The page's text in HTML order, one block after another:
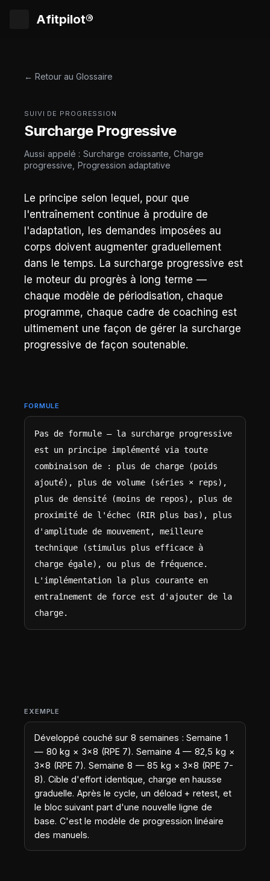
Afitpilot®
← Retour au Glossaire
SUIVI DE PROGRESSION
Surcharge Progressive
Aussi appelé : Surcharge croissante, Charge
progressive, Progression adaptative
Le principe selon lequel, pour que
l'entraînement continue à produire de
l'adaptation, les demandes imposées au
corps doivent augmenter graduellement
dans le temps. La surcharge progressive est
le moteur du progrès à long terme —
chaque modèle de périodisation, chaque
programme, chaque cadre de coaching est
ultimement une façon de gérer la surcharge
progressive de façon soutenable.
FORMULE
Pas de formule — la surcharge progressive
est un principe implémenté via toute
combinaison de : plus de charge (poids
ajouté), plus de volume (séries × reps),
plus de densité (moins de repos), plus de
proximité de l'échec (RIR plus bas), plus
d'amplitude de mouvement, meilleure
technique (stimulus plus efficace à
charge égale), ou plus de fréquence.
L'implémentation la plus courante en
entraînement de force est d'ajouter de la
charge.
EXEMPLE
Développé couché sur 8 semaines : Semaine 1
— 80 kg × 3×8 (RPE 7). Semaine 4 — 82,5 kg ×
3×8 (RPE 7). Semaine 8 — 85 kg × 3×8 (RPE 7-
8). Cible d'effort identique, charge en hausse
graduelle. Après le cycle, un déload + retest, et
le bloc suivant part d'une nouvelle ligne de
base. C'est le modèle de progression linéaire
des manuels.